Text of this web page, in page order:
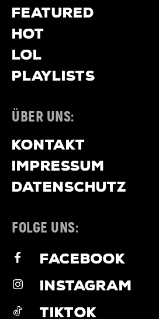
FEATURED
HOT
LOL
PLAYLISTS
ÜBER UNS:
KONTAKT
IMPRESSUM
DATENSCHUTZ
FOLGE UNS:
FACEBOOK
INSTAGRAM
TIKTOK